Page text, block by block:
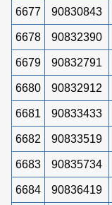
6677 90830843
6678 90832390
6679 90832791
6680 90832912
6681 90833433
6682 90833519
6683 90835734
6684 90836419